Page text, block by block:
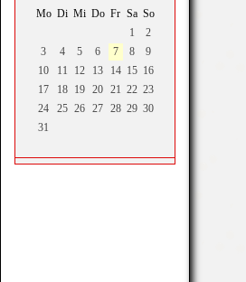
Mo Di Mi Do Fr Sa So
1
2
3
4 5 6 7 8
9
10
11 12 13 14 15 16
17
18 19 20 21 22 23
24
25 26 27 28 29 30
31